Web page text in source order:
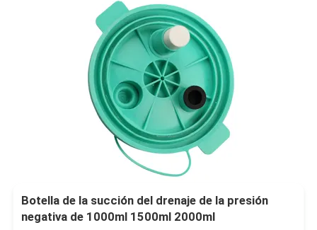
Botella de la succión del drenaje de la presión
negativa de 1000ml 1500ml 2000ml